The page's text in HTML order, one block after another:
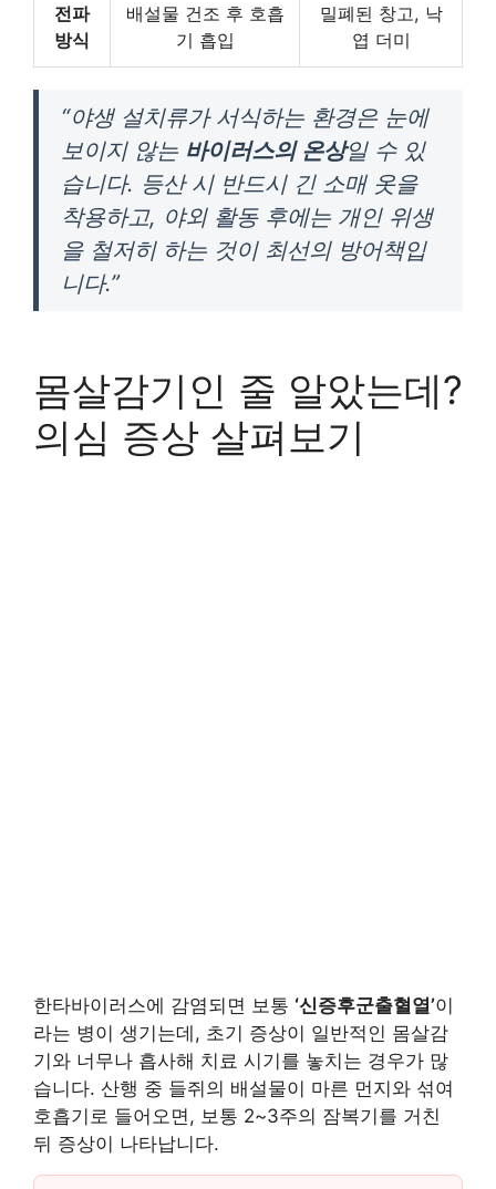
전파
방식
배설물 건조 후 호흡
기 흡입
밀폐된 창고, 낙
엽 더미
“야생 설치류가 서식하는 환경은 눈에
보이지 않는 바이러스의 온상일 수 있
습니다. 등산 시 반드시 긴 소매 옷을
착용하고, 야외 활동 후에는 개인 위생
을 철저히 하는 것이 최선의 방어책입
니다.”
몸살감기인 줄 알았는데?
의심 증상 살펴보기
한타바이러스에 감염되면 보통 ‘신증후군출혈열’이
라는 병이 생기는데, 초기 증상이 일반적인 몸살감
기와 너무나 흡사해 치료 시기를 놓치는 경우가 많
습니다. 산행 중 들쥐의 배설물이 마른 먼지와 섞여
호흡기로 들어오면, 보통 2~3주의 잠복기를 거친
뒤 증상이 나타납니다.